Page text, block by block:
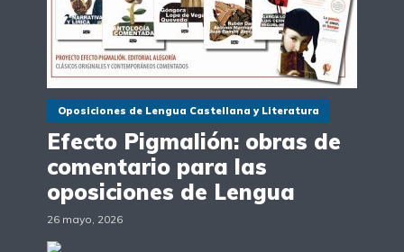
Oposiciones de Lengua Castellana y Literatura
Efecto Pigmalión: obras de
comentario para las
oposiciones de Lengua
26 mayo, 2026